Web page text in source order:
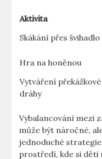
Aktivita
Skákání přes švihadlo
Hra na honěnou
Vytváření překážkové
dráhy
Vybalancování mezi
může být náročné,
jednoduché
prostředí, kde si děti